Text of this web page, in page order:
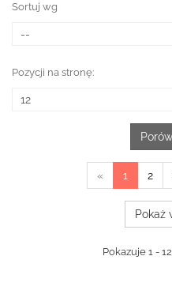
Sortuj wg
Pozycji na stronę:
« 1 2
Pokaż
Pokazuje 1 -